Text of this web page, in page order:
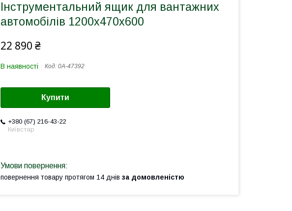
Інструментальний ящик для вантажних
автомобілів 1200х470х600
22 890 ₴
В наявності Код: 0А-47392
Купити
+380 (67) 216-43-22
Київстар
повернення товару протягом 14 днів за домовленістю